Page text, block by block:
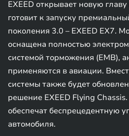
EXEED открывает новую
готовит к запуску
поколения 3.0 – EXEED EX7.
оснащена полностью
системой торможения (EMB),
применяются в авиации.
системы также будет
решение EXEED Flying
обеспечат беспрецедентную
автомобиля.